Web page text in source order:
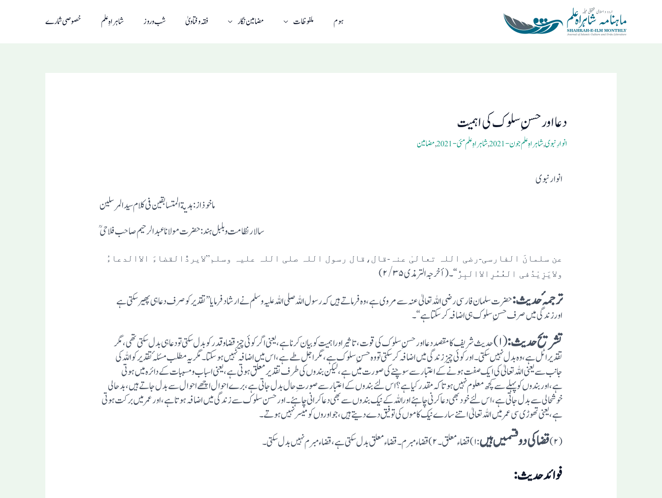
ہوم ملفوظات مضامین نگار فقہ و فتاویٰ شب و روز شاہراہِ علم خصوصی شمارے
دعا اور حسن ِسلوک کی اہمیت
انوارِ نبوی,شاہراہِ علم جون- 2021 ,شاہراہِ علم مئی- 2021 ,مضامین
انوار نبوی
ماخوذ از: ہدیة المتسابقین فی کلام سید المرسلین
سالار نظامت وبلبل ہند: حضرت مولانا عبد الرحیم صاحب فلاحی
عن سلمانَ الفارسی-رضی اللہ تعالیٰ عنہ-قال،قال رسول اللہ صلی اللہ علیہ وسلم”لایردُّالقضاءَ الاالدعاءُ
ولایَزِیْدُفی العُمُرِالاالبِرُّ“۔(أخرجہ الترمذی۲/۳۵)
ترجمہٴ حدیث:حضرت سلمان فارسی رضی اللہ تعالیٰ عنہ سے مروی ہے،وہ فرماتے ہیں کہ رسو ل اللہ صلی اللہ علیہ وسلم نے ارشادفرمایا”تقدیرکوصرف دعاہی پھیرسکتی ہے
اورزندگی میں صرف حسن ِسلوک ہی اضافہ کرسکتاہے“۔
تشریح حدیث:(۱) حدیث شریف کامقصددعااورحسنِ سلوک کی قوت،تاثیراوراہمیت کوبیان کرناہے،یعنی اگرکوئی چیزقضاوقدرکوبدل سکتی تودعاہی بدل سکتی تھی،مگر
تقدیراٹل ہے،وہ بدل نہیں سکتی۔ اورکوئی چیززندگی میں اضافہ کرسکتی تووہ حسن ِسلوک ہے،مگراجل طے ہے،اس میں اضافہ نہیں ہوسکتا۔ مگریہ مطلب مسئلہٴ تقدیرکواللہ کی
جانب سے یعنی اللہ تعالیٰ کی ایک صفت ہونے کے اعتبارسے سوچنے کی صورت میں ہے،لیکن بندوں کی طر ف تقدیر معلق ہوتی ہے،یعنی اسباب ومسببات کے دائرہ میں ہوتی
ہے،اوربندوں کوپہلے سے کچھ معلوم نہیں ہوتاکہ مقدرکیاہے؟اس لئے بندوں کے اعتبار سے صورت ِحال بدل جاتی ہے،برے احوال ا چھے احوال سے بدل جاتے ہیں،بدحالی
خوشحالی سے بدل جاتی ہے،اس لئے خودبھی دعاکرنی چاہئے اوراللہ کے نیک بندوں سے بھی دعاکرانی چاہئے۔ اورحسن سلوک سے زندگی میں اضافہ ہوتاہے،اورعمر میں برکت ہوتی
ہے،یعنی تھوڑی سی عمرمیں اللہ تعالیٰ اتنے سارے نیک کاموں کی توفیق دے دیتے ہیں ، جو اورو ں کومیسر نہیں ہوتے۔
(۲) قضاکی دوقسمیں ہیں:۱)قضاء معلق۔۲)قضاء مبرم۔قضاء معلق بدل سکتی ہے،قضاء مبرم نہیں بدل سکتی ۔
فوائدحدیث: